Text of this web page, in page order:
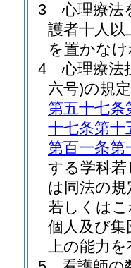
3
心理療法
護者十人以
を置かな
4
心理療法
六号)の規
第五十七条
十七条第十
第百一条第
する学科
は同法の
若しくは
個人及び
上の能力